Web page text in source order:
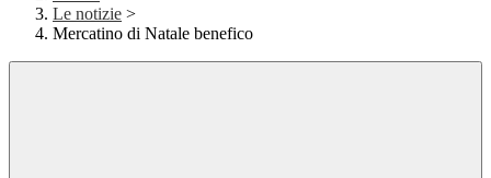
Le notizie >
Mercatino di Natale benefico